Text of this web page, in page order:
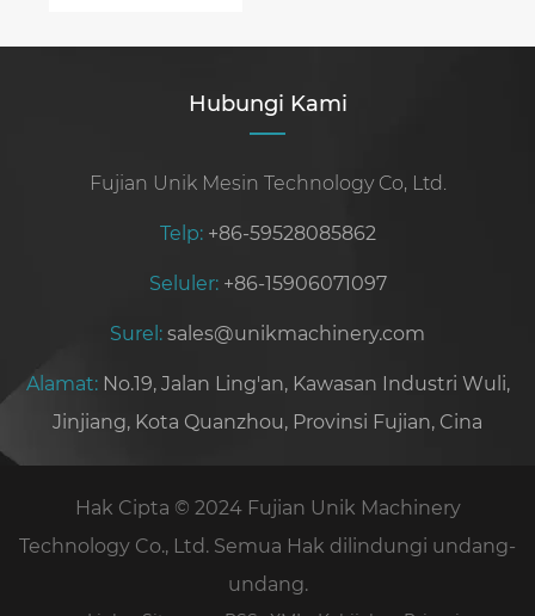
Hubungi Kami
Fujian Unik Mesin Technology Co, Ltd.
Telp: +86-59528085862
Seluler: +86-15906071097
Surel: sales@unikmachinery.com
Alamat: No.19, Jalan Ling'an, Kawasan Industri Wuli,
Jinjiang, Kota Quanzhou, Provinsi Fujian, Cina
Hak Cipta © 2024 Fujian Unik Machinery
Technology Co., Ltd. Semua Hak dilindungi undang-
undang.